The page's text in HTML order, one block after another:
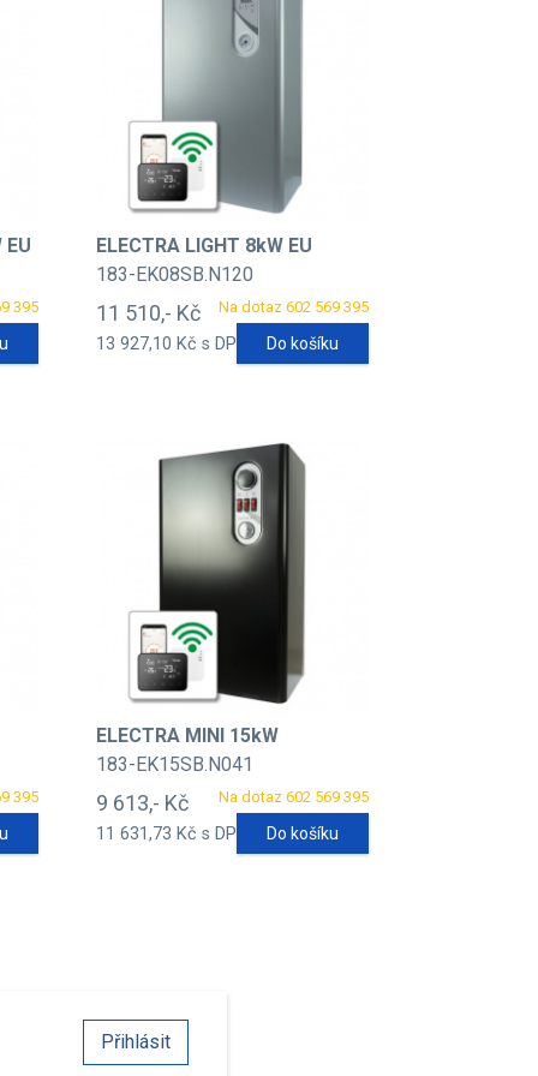
EU
395
ELECTRA LIGHT 8kW EU
183-EK08SB.N120
Na dotaz 602 569 395
11 510,- Kč
13 927,10 Kč s DPH Do košíku
395
ELECTRA MINI 15kW
183-EK15SB.N041
Na dotaz 602 569 395
9 613,- Kč
11 631,73 Kč s DPH Do košíku
Přihlásit